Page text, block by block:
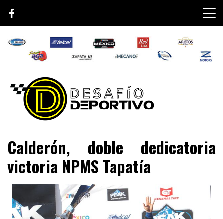
content
Desafío Deportivo
Calderón, doble dedicatoria
victoria NPMS Tapatía